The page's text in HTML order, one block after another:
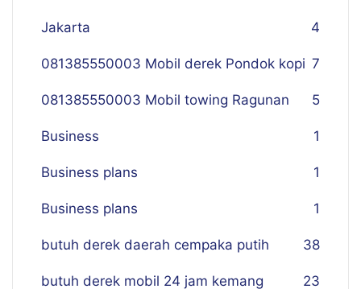
Jakarta 4
081385550003 Mobil derek Pondok kopi 7
081385550003 Mobil towing Ragunan 5
Business 1
Business plans 1
Business plans 1
butuh derek daerah cempaka putih 38
butuh derek mobil 24 jam kemang 23